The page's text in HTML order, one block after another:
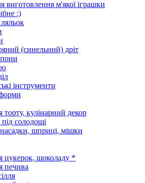
виготовлення м'якої іграшки
:)
(синельний) дріт
інструменти
торту, кулінарний декор
солодощі
насадки, шприці, мішки
цукерок, шоколаду *
печива